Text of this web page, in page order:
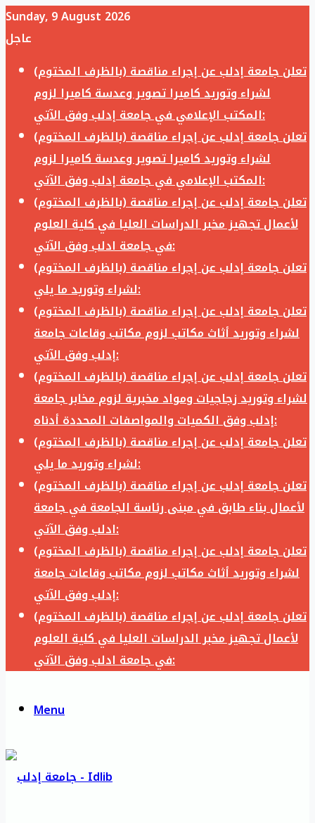
Sunday, 9 August 2026
عاجل
تعلن جامعة إدلب عن إجراء مناقصة (بالظرف المختوم)
لشراء وتوريد كاميرا تصوير وعدسة كاميرا لزوم
المكتب الإعلامي في جامعة إدلب وفق الآتي:
تعلن جامعة إدلب عن إجراء مناقصة (بالظرف المختوم)
لشراء وتوريد كاميرا تصوير وعدسة كاميرا لزوم
المكتب الإعلامي في جامعة إدلب وفق الآتي:
تعلن جامعة إدلب عن إجراء مناقصة (بالظرف المختوم)
لأعمال تجهيز مخبر الدراسات العليا في كلية العلوم
في جامعة ادلب وفق الآتي:
تعلن جامعة إدلب عن إجراء مناقصة (بالظرف المختوم)
لشراء وتوريد ما يلي:
تعلن جامعة إدلب عن إجراء مناقصة (بالظرف المختوم)
لشراء وتوريد أثاث مكاتب لزوم مكاتب وقاعات جامعة
إدلب وفق الآتي:
تعلن جامعة إدلب عن إجراء مناقصة (بالظرف المختوم)
لشراء وتوريد زجاجيات ومواد مخبرية لزوم مخابر جامعة
إدلب وفق الكميات والمواصفات المحددة أدناه:
تعلن جامعة إدلب عن إجراء مناقصة (بالظرف المختوم)
لشراء وتوريد ما يلي:
تعلن جامعة إدلب عن إجراء مناقصة (بالظرف المختوم)
لأعمال بناء طابق في مبنى رئاسة الجامعة في جامعة
ادلب وفق الآتي:
تعلن جامعة إدلب عن إجراء مناقصة (بالظرف المختوم)
لشراء وتوريد أثاث مكاتب لزوم مكاتب وقاعات جامعة
إدلب وفق الآتي:
تعلن جامعة إدلب عن إجراء مناقصة (بالظرف المختوم)
لأعمال تجهيز مخبر الدراسات العليا في كلية العلوم
في جامعة ادلب وفق الآتي:
Menu